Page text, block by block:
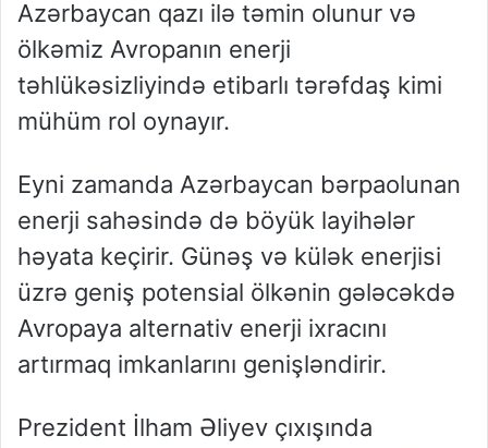
Azərbaycan qazı ilə təmin olunur və
ölkəmiz Avropanın enerji
təhlükəsizliyində etibarlı tərəfdaş kimi
mühüm rol oynayır.
Eyni zamanda Azərbaycan bərpaolunan
enerji sahəsində də böyük layihələr
həyata keçirir. Günəş və külək enerjisi
üzrə geniş potensial ölkənin gələcəkdə
Avropaya alternativ enerji ixracını
artırmaq imkanlarını genişləndirir.
Prezident İlham Əliyev çıxışında